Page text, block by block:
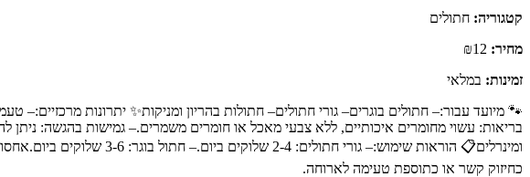
קטגוריה: חתולים
מחיר:
זמינות: במלאי
🐾 מיועד עבור:– חתולים בוגרים– גורי חתולים– חתולות בהריון ומניקות✨ יתרונות
בריאות: עשוי מחומרים איכותיים, ללא צבעי מאכל או חומרים משמרים.– גמישות בהגשה: ניתן
כחיזוק קשר או כתוספת טעימה לארוחה.